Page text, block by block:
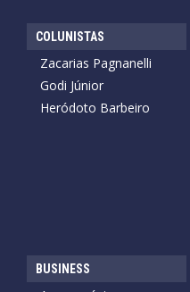
COLUNISTAS
Zacarias Pagnanelli
Godi Júnior
Heródoto Barbeiro
BUSINESS